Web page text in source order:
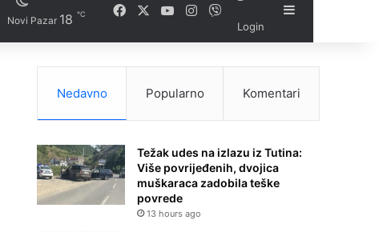
Novi Pazar 18 ℃ FacebookYouTubeInstagram
Viber
Login
Sidebar
Nedavno Popularno Komentari
Težak udes na izlazu iz Tutina:
Više povrijeđenih, dvojica
muškaraca zadobila teške
povrede
13 hours ago